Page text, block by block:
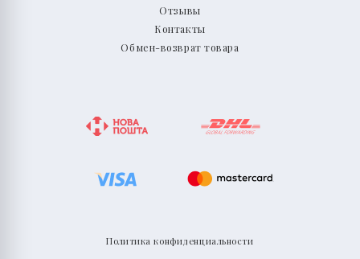
Отзывы
Контакты
Обмен-возврат товара
Политика конфиденциальности